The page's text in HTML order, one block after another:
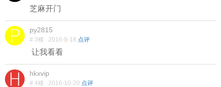
芝麻开门
py2815
# 3楼 2016-8-18 点评
让我看看
hkxvip
# 4楼 2016-10-20 点评